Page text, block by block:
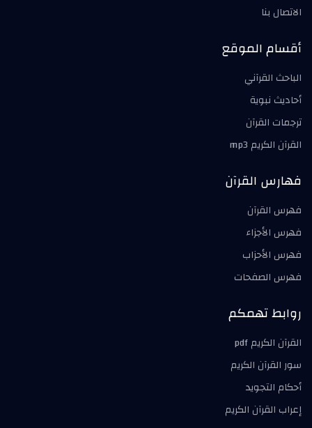
الاتصال بنا
أقسام الموقع
الباحث القرآني
أحاديث نبوية
ترجمات القرآن
القرآن الكريم mp3
فهارس القرآن
فهرس القرآن
فهرس الأجزاء
فهرس الأحزاب
فهرس الصفحات
روابط تهمكم
القرآن الكريم pdf
سور القرآن الكريم
أحكام التجويد
إعراب القرآن الكريم